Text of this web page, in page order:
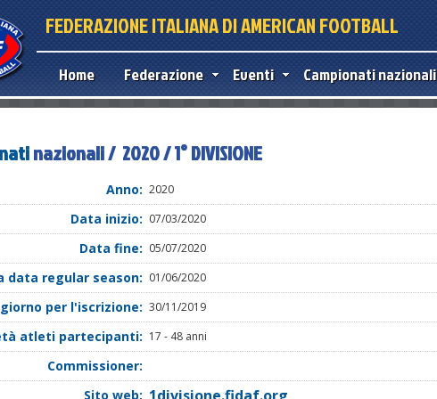
FEDERAZIONE ITALIANA DI AMERICAN FOOTBALL
Home Federazione Eventi Campionati nazionali
nazionali / 2020 / 1° DIVISIONE
Anno: 2020
Data inizio: 07/03/2020
Data fine: 05/07/2020
data regular season: 01/06/2020
per l'iscrizione: 30/11/2019
atleti partecipanti: 17 - 48 anni
Commissioner:
Sito web: